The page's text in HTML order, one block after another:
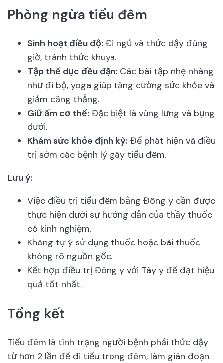
Phòng ngừa tiểu đêm
Sinh hoạt điều độ: Đi ngủ và thức dậy đúng
giờ, tránh thức khuya.
Tập thể dục đều đặn: Các bài tập nhẹ nhàng
như đi bộ, yoga giúp tăng cường sức khỏe và
giảm căng thẳng.
Giữ ấm cơ thể: Đặc biệt là vùng lưng và bụng
dưới.
Khám sức khỏe định kỳ: Để phát hiện và điều
trị sớm các bệnh lý gây tiểu đêm.
Lưu ý:
Việc điều trị tiểu đêm bằng Đông y cần được
thực hiện dưới sự hướng dẫn của thầy thuốc
có kinh nghiệm.
Không tự ý sử dụng thuốc hoặc bài thuốc
không rõ nguồn gốc.
Kết hợp điều trị Đông y với Tây y để đạt hiệu
quả tốt nhất.
Tổng kết
Tiểu đêm là tình trạng người bệnh phải thức dậy
từ hơn 2 lần để đi tiểu trong đêm, làm gián đoạn